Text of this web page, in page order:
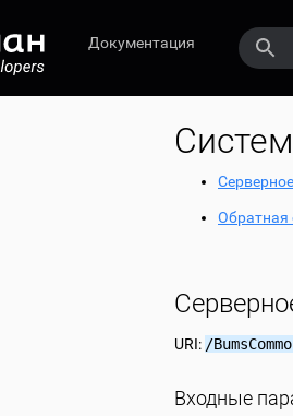
Документация
Обратная
URI: /
Входные